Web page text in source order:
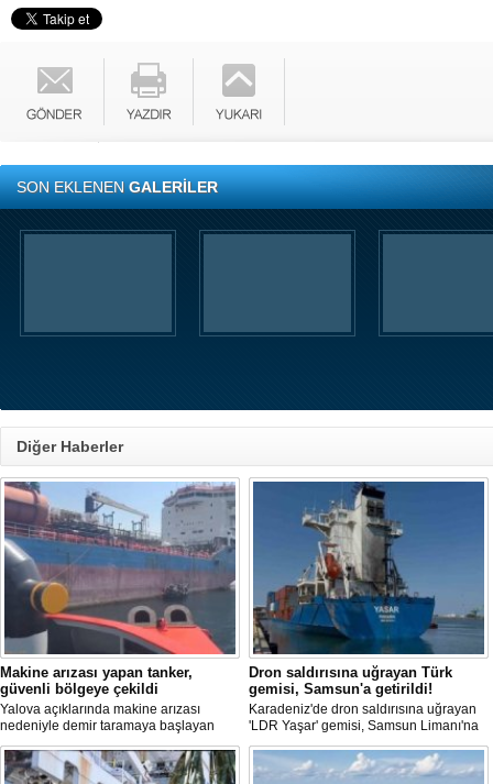
SON EKLENENGALERİLER
Diğer Haberler
Makine arızası yapan tanker,
güvenli bölgeye çekildi
Yalova açıklarında makine arızası
nedeniyle demir taramaya başlayan
tanker, römorkör eşliğinde güvenli
şekilde demirleme sahasına alındı.
Dron saldırısına uğrayan Türk
gemisi, Samsun'a getirildi!
Karadeniz'de dron saldırısına uğrayan
'LDR Yaşar' gemisi, Samsun Limanı'na
güvenli bir şekilde ulaştı. Saldırıda can
kaybı yaşanmadı, ancak büyük çapta
maddi hasar oluştu.